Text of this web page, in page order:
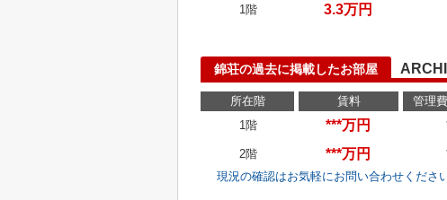
1階
3.3万円
錦荘の過去に掲載したお部屋
所在階 賃料 管理
1階
***万円
2階 ***万円
現況の確認はお気軽にお問い合わせください